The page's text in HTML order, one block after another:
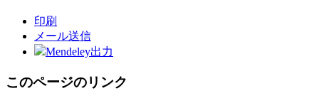
印刷
メール送信
Mendeley出力
このページのリンク